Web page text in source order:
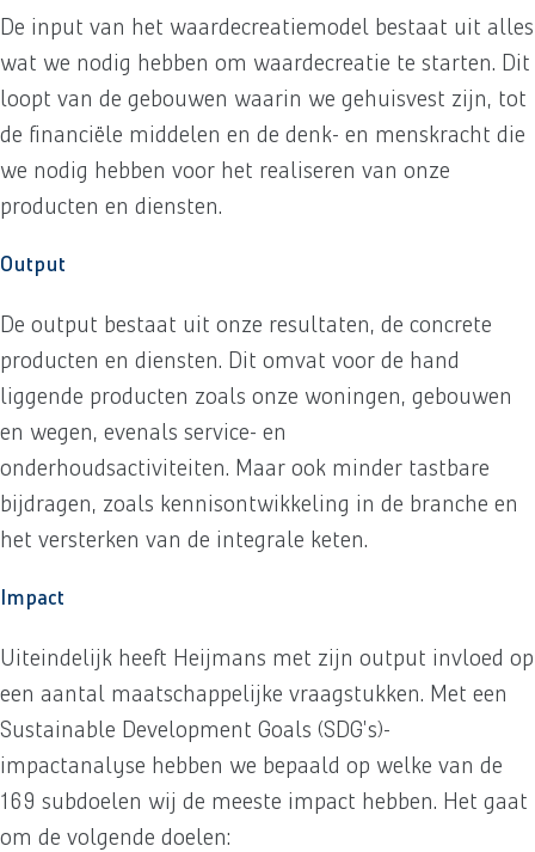
De input van het waardecreatiemodel bestaat uit alles
wat we nodig hebben om waardecreatie te starten. Dit
loopt van de gebouwen waarin we gehuisvest zijn, tot
de financiële middelen en de denk- en menskracht die
we nodig hebben voor het realiseren van onze
producten en diensten.
Output
De output bestaat uit onze resultaten, de concrete
producten en diensten. Dit omvat voor de hand
liggende producten zoals onze woningen, gebouwen
en wegen, evenals service- en
onderhoudsactiviteiten. Maar ook minder tastbare
bijdragen, zoals kennisontwikkeling in de branche en
het versterken van de integrale keten.
Impact
Uiteindelijk heeft Heijmans met zijn output invloed op
een aantal maatschappelijke vraagstukken. Met een
Sustainable Development Goals (SDG's)-
impactanalyse hebben we bepaald op welke van de
169 subdoelen wij de meeste impact hebben. Het gaat
om de volgende doelen: